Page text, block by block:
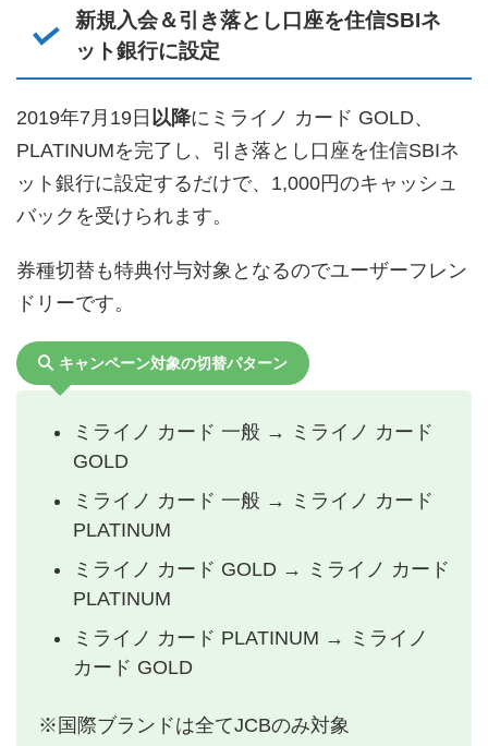
新規入会＆引き落とし口座を住信SBIネ
ット銀行に設定
2019年7月19日 以降にミライノ カード GOLD、
PLATINUMを完了し、引き落とし口座を住信SBIネ
ット銀行に設定するだけで、1,000円のキャッシュ
バックを受けられます。
券種切替も特典付与対象となるのでユーザーフレン
ドリーです。
キャンペーン対象の切替パターン
ミライノ カード 一般 → ミライノ カード
GOLD
ミライノ カード 一般 → ミライノ カード
PLATINUM
ミライノ カード GOLD → ミライノ カード
PLATINUM
ミライノ カード PLATINUM → ミライノ
カード GOLD
※国際ブランドは全てJCBのみ対象